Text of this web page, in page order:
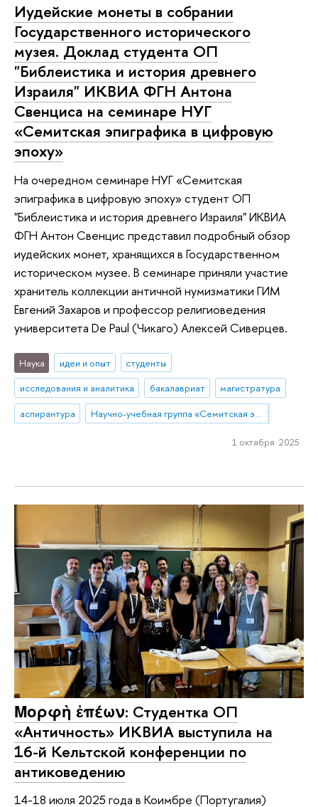
Иудейские монеты в собрании
Государственного исторического
музея. Доклад студента ОП
"Библеистика и история древнего
Израиля" ИКВИА ФГН Антона
Свенциса на семинаре НУГ
«Семитская эпиграфика в цифровую
эпоху»
На очередном семинаре НУГ «Семитская
эпиграфика в цифровую эпоху» студент ОП
"Библеистика и история древнего Израиля" ИКВИА
ФГН Антон Свенцис представил подробный обзор
иудейских монет, хранящихся в Государственном
историческом музее. В семинаре приняли участие
хранитель коллекции античной нумизматики ГИМ
Евгений Захаров и профессор религиоведения
университета De Paul (Чикаго) Алексей Сиверцев.
Наука идеи и опыт
студенты
исследования и аналитика
бакалавриат
магистратура
аспирантура
Научно-учебная группа «Семитская эпиграфика в цифровую эпоху»
1 октября 2025
Μορφὴ ἐπέων: Студентка ОП
«Античность» ИКВИА выступила на
16-й Кельтской конференции по
антиковедению
14-18 июля 2025 года в Коимбре (Португалия)